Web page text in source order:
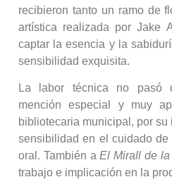
recibieron tanto un ramo de
artística realizada por Jake
captar la esencia y la
sensibilidad exquisita.
La labor técnica no pasó
mención especial y muy
bibliotecaria municipal, por
sensibilidad en el cuidado de
oral. También aEl Mirall de la
trabajo e implicación en la